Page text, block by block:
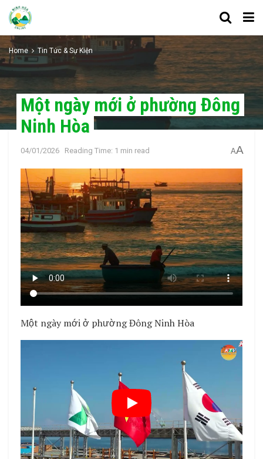
Home Tin Tức & Sự Kiện
Một ngày mới ở phường Đông
Ninh Hòa
04/01/2026 Reading Time: 1 min read AA
Một ngày mới ở phường Đông Ninh Hòa